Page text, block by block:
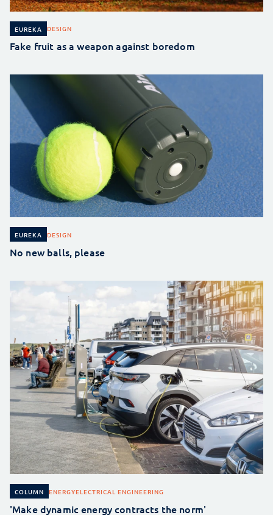
EUREKA DESIGN
Fake fruit as a weapon against boredom
EUREKA DESIGN
No new balls, please
COLUMN ENERGYELECTRICAL ENGINEERING
'Make dynamic energy contracts the norm'